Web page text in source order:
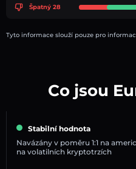
Špatný 28
Tyto informace slouží pouze pro
Co jsou
Stabilní hodnota
Navázány v poměru 1:1 na
na volatilních kryptotrzích